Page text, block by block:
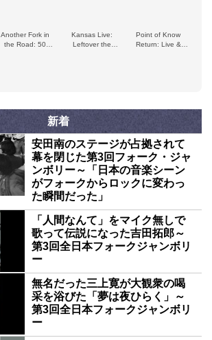
Another Fork in
the Road: 50
Kansas Live:
Leftover the
Point of Know
Return: Live &
新着
安田南のステージが占拠されて
幕を閉じた第3回フォーク・ジャ
ンボリー～「日本の音楽シーン
がフォークからロックに変わっ
た瞬間だった」
「人間なんて」をマイク無しで
歌って伝説になった吉田拓郎～
第3回全日本フォークジャンボリ
ー
無名だった三上寛が大観衆の喝
采を浴びた「夢は夜ひらく」～
第3回全日本フォークジャンボリ
ー